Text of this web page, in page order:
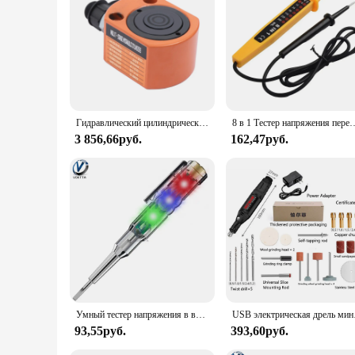
oven for your commercial space, this Electric Double Oven
Гидравлический цилиндрический домкрат 20T, мини гидравлическая ОЗУ, используемая в электроэнергии и химической промышленности
3 856,66руб.
8 в 1 Тестер напряжения переменного тока постоянного тока 6-500 В 50–500 Гц
162,47руб.
Умный тестер напряжения в виде ручки, ручка для проверки электрической отвертки, карандаш для проверки индукционной мощности, индикатор цепи
93,55руб.
USB
393,60руб.